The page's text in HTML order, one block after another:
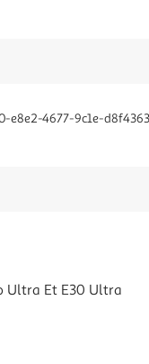
e8e2-4677-9c1e-
Ultra Et E30 Ultra